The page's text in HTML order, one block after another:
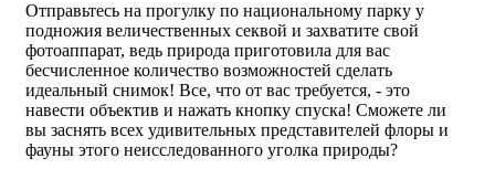
Отправьтесь на прогулку по национальному парку у
подножия величественных секвой и захватите свой
фотоаппарат, ведь природа приготовила для вас
бесчисленное количество возможностей сделать
идеальный снимок! Все, что от вас требуется, - это
навести объектив и нажать кнопку спуска! Сможете ли
вы заснять всех удивительных представителей флоры и
фауны этого неисследованного уголка природы?